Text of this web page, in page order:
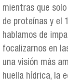
mientras que
de proteínas y el
hablamos de
focalizarnos en
una visión más
huella hídrica, la